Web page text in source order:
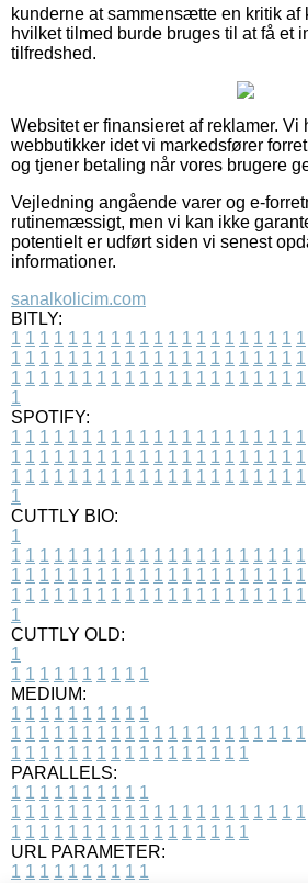
kunderne at sammensætte en kritik af
hvilket tilmed burde bruges til at få et
tilfredshed.
Websitet er finansieret af reklamer.
webbutikker idet vi markedsfører
og tjener betaling når vores brugere
Vejledning angående varer og e-
rutinemæssigt, men vi kan ikke
potentielt er udført siden vi senest
informationer.
sanalkolicim.com
BITLY:
1 1 1 1 1 1 1 1 1 1 1 1 1 1 1 1 1 1 1 1 1
1 1 1 1 1 1 1 1 1 1 1 1 1 1 1 1 1 1 1 1 1
1 1 1 1 1 1 1 1 1 1 1 1 1 1 1 1 1 1 1 1 1
1
SPOTIFY:
1 1 1 1 1 1 1 1 1 1 1 1 1 1 1 1 1 1 1 1 1
1 1 1 1 1 1 1 1 1 1 1 1 1 1 1 1 1 1 1 1 1
1 1 1 1 1 1 1 1 1 1 1 1 1 1 1 1 1 1 1 1 1
1
CUTTLY BIO:
1
1 1 1 1 1 1 1 1 1 1 1 1 1 1 1 1 1 1 1 1 1
1 1 1 1 1 1 1 1 1 1 1 1 1 1 1 1 1 1 1 1 1
1 1 1 1 1 1 1 1 1 1 1 1 1 1 1 1 1 1 1 1 1
1
CUTTLY OLD:
1
1 1 1 1 1 1 1 1 1 1
MEDIUM:
1 1 1 1 1 1 1 1 1 1
1 1 1 1 1 1 1 1 1 1 1 1 1 1 1 1 1 1 1 1 1
1 1 1 1 1 1 1 1 1 1 1 1 1 1 1 1 1
PARALLELS:
1 1 1 1 1 1 1 1 1 1
1 1 1 1 1 1 1 1 1 1 1 1 1 1 1 1 1 1 1 1 1
1 1 1 1 1 1 1 1 1 1 1 1 1 1 1 1 1
URL PARAMETER:
1 1 1 1 1 1 1 1 1 1